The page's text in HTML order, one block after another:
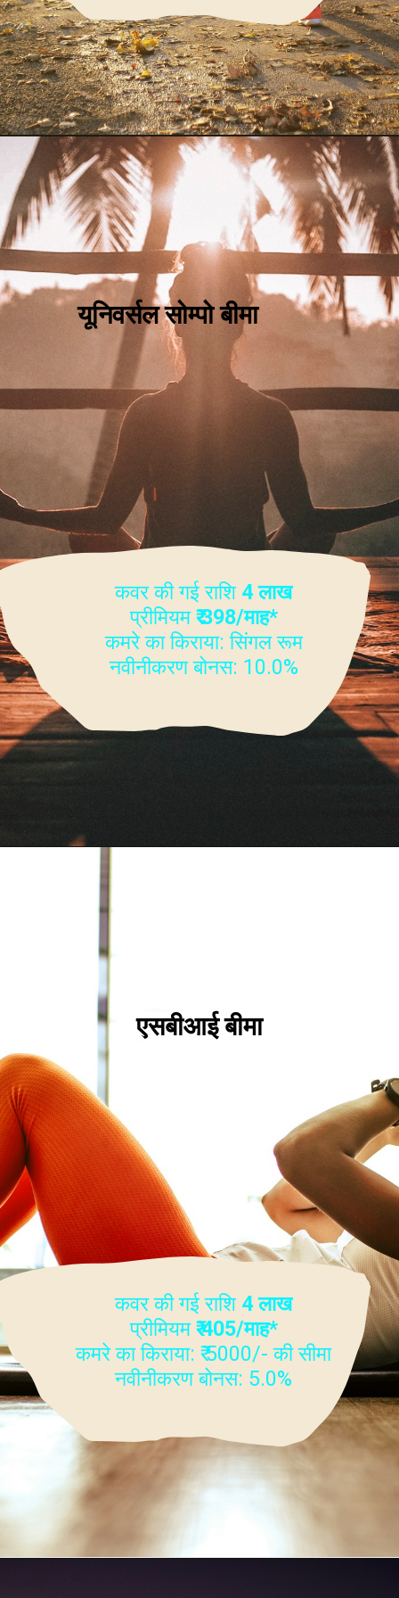
यूनिवर्सल सोम्पो बीमा
कवर की गई राशि 4 लाख
प्रीमियम₹ 398/माह*
कमरे का किराया: सिंगल रूम
नवीनीकरण बोनस: 10.0%
एसबीआई बीमा
कवर की गई राशि 4 लाख
प्रीमियम₹ 405/माह*
कमरे का किराया: ₹ 5000/- की सीमा
नवीनीकरण बोनस: 5.0%